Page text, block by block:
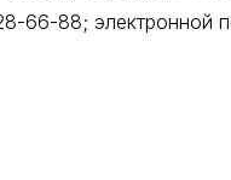
66-88; электронной